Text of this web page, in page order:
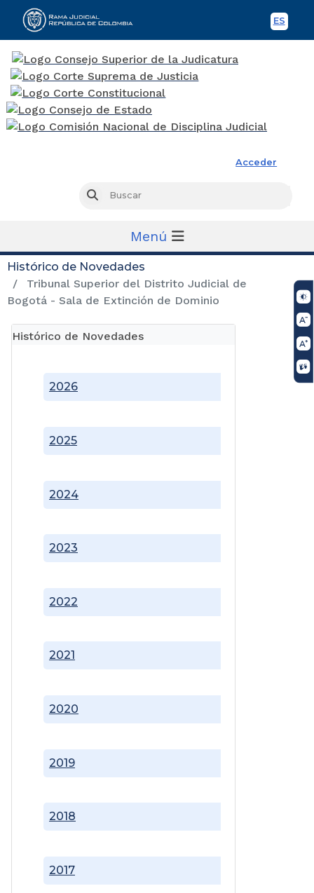
ES
Acceder
Buscar
Menú
Histórico de Novedades
Tribunal Superior del Distrito Judicial de
Bogotá - Sala de Extinción de Dominio
Histórico de Novedades
2017
2018
2019
2020
2021
2022
2023
2024
2025
2026